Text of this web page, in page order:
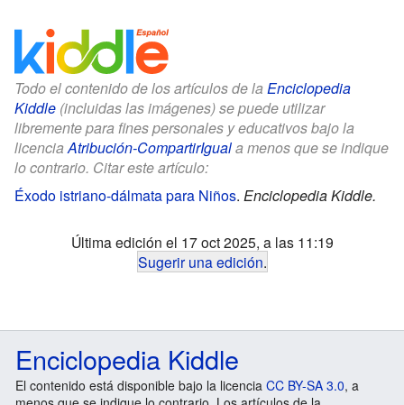
Todo el contenido de los artículos de la Enciclopedia
Kiddle (incluidas las imágenes) se puede utilizar
libremente para fines personales y educativos bajo la
licencia Atribución-CompartirIguala menos que se indique
lo contrario. Citar este artículo:
Éxodo istriano-dálmata para Niños. Enciclopedia Kiddle.
Última edición el 17 oct 2025, a las 11:19
Sugerir una edición.
Enciclopedia Kiddle
El contenido está disponible bajo la licencia CC BY-SA 3.0, a